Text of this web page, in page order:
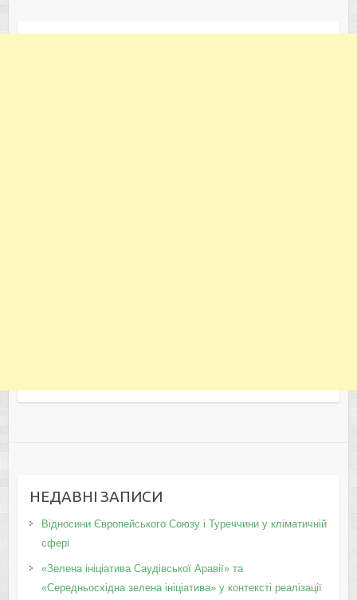
НЕДАВНІ ЗАПИСИ
Відносини Європейського Союзу і Туреччини у кліматичній
сфері
«Зелена ініціатива Саудівської Аравії» та
«Середньосхідна зелена ініціатива» у контексті реалізації